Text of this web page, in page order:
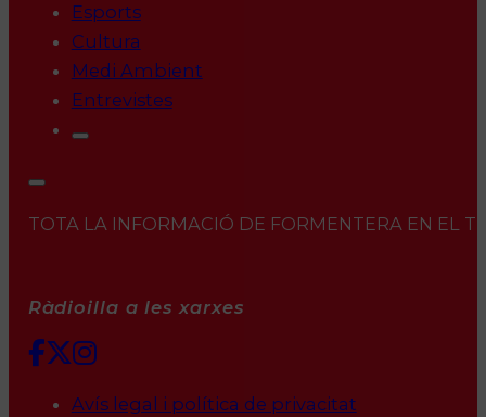
Esports
Cultura
Medi Ambient
Entrevistes
TOTA LA INFORMACIÓ DE FORMENTERA EN EL
Ràdioilla a les xarxes
Avís legal i política de privacitat